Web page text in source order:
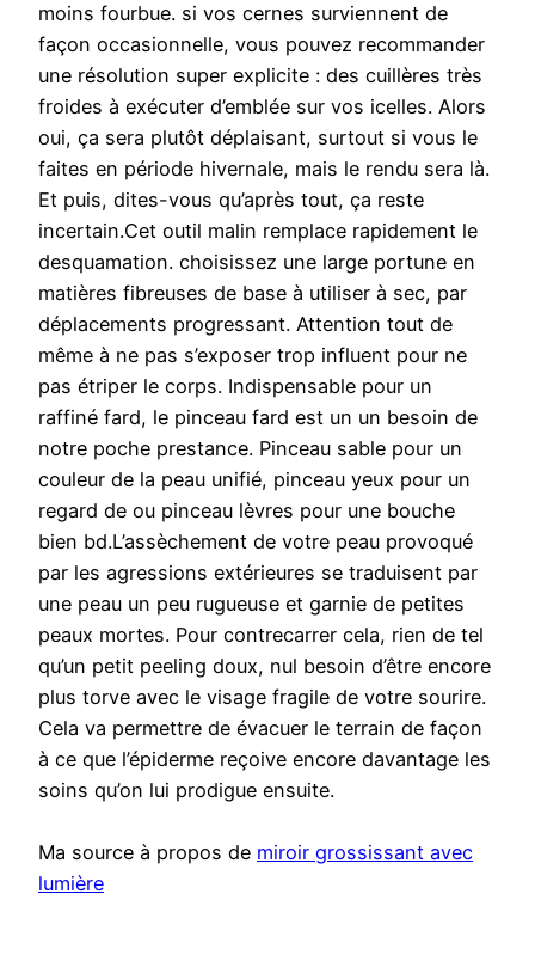
moins fourbue. si vos cernes surviennent de
façon occasionnelle, vous pouvez recommander
une résolution super explicite : des cuillères très
froides à exécuter d’emblée sur vos icelles. Alors
oui, ça sera plutôt déplaisant, surtout si vous le
faites en période hivernale, mais le rendu sera là.
Et puis, dites-vous qu’après tout, ça reste
incertain.Cet outil malin remplace rapidement le
desquamation. choisissez une large portune en
matières fibreuses de base à utiliser à sec, par
déplacements progressant. Attention tout de
même à ne pas s’exposer trop influent pour ne
pas étriper le corps. Indispensable pour un
raffiné fard, le pinceau fard est un un besoin de
notre poche prestance. Pinceau sable pour un
couleur de la peau unifié, pinceau yeux pour un
regard de ou pinceau lèvres pour une bouche
bien bd.L’assèchement de votre peau provoqué
par les agressions extérieures se traduisent par
une peau un peu rugueuse et garnie de petites
peaux mortes. Pour contrecarrer cela, rien de tel
qu’un petit peeling doux, nul besoin d’être encore
plus torve avec le visage fragile de votre sourire.
Cela va permettre de évacuer le terrain de façon
à ce que l’épiderme reçoive encore davantage les
soins qu’on lui prodigue ensuite.
Ma source à propos de miroir grossissant avec
lumière